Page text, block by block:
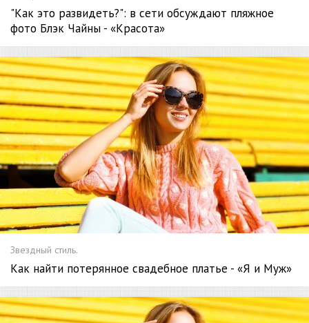
"Как это развидеть?": в сети обсуждают пляжное
фото Блэк Чайны - «Красота»
Звездный стиль.
Как найти потерянное свадебное платье - «Я и Муж»